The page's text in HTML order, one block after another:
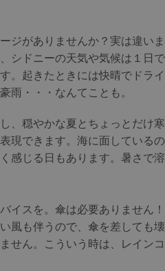
ジがありませんか？実は違いま
シドニーの天気や気候は１日で
。起きたときには快晴でドライ
雨・・・なんてことも。
、穏やかな夏とちょっとだけ寒
現できます。海に面しているの
感じる日もあります。暑さで溶
イスを。傘は必要ありません！
風も伴うので、傘を差しても壊
せん。こういう時は、レインコ